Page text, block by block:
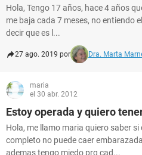
Hola, Tengo 17 años, hace 4 años
me baja cada 7 meses, no entiendo
decir que es l...
27 ago. 2019 por Dra. Marta
maria
el 30 abr. 2012
Estoy operada y quiero
Hola, me llamo maria quiero saber
completo no puede caer
ademas tengo miedo prq cad...